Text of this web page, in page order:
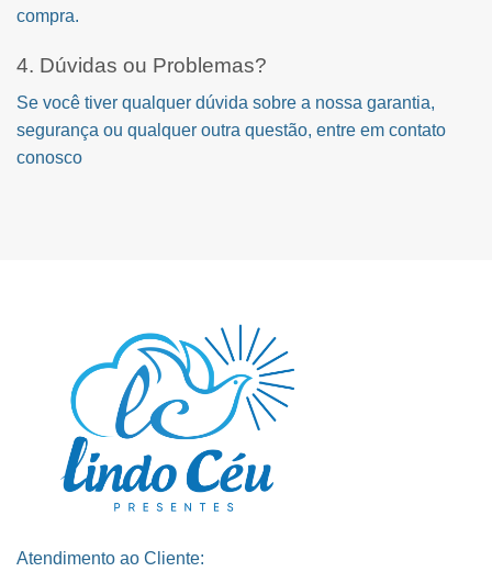
compra.
4. Dúvidas ou Problemas?
Se você tiver qualquer dúvida sobre a nossa garantia,
segurança ou qualquer outra questão, entre em contato
conosco
Atendimento ao Cliente: